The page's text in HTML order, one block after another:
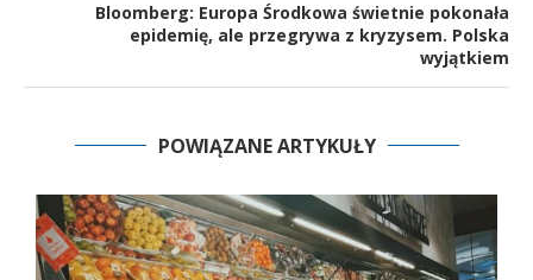
Bloomberg: Europa Środkowa świetnie pokonała
epidemię, ale przegrywa z kryzysem. Polska
wyjątkiem
POWIĄZANE ARTYKUŁY